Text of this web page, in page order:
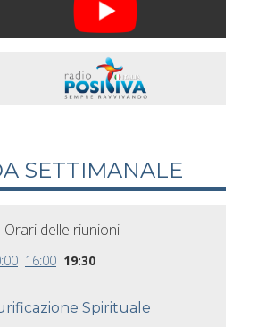
SETTIMANALE
Orari delle riunioni
16:00 19:30
Spirituale